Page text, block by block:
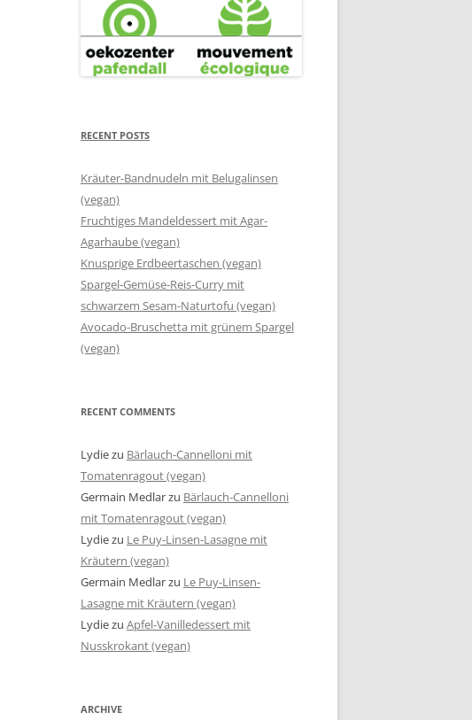
RECENT POSTS
Kräuter-Bandnudeln mit Belugalinsen
(vegan)
Fruchtiges Mandeldessert mit Agar-
Agarhaube (vegan)
Knusprige Erdbeertaschen (vegan)
Spargel-Gemüse-Reis-Curry mit
schwarzem Sesam-Naturtofu (vegan)
Avocado-Bruschetta mit grünem Spargel
(vegan)
RECENT COMMENTS
Lydiezu Bärlauch-Cannelloni mit
Tomatenragout (vegan)
Germain Medlarzu Bärlauch-Cannelloni
mit Tomatenragout (vegan)
Lydiezu Le Puy-Linsen-Lasagne mit
Kräutern (vegan)
Germain Medlarzu Le Puy-Linsen-
Lasagne mit Kräutern (vegan)
Lydiezu Apfel-Vanilledessert mit
Nusskrokant (vegan)
ARCHIVE